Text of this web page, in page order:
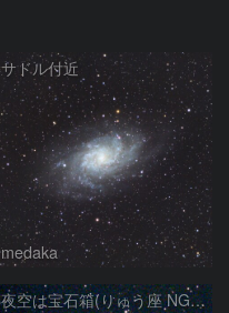
サドル付近
medaka
夜空は宝石箱(りゅう座 NGC6503) Seestar50